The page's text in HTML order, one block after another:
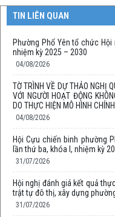
TIN LIÊN QUAN
Phường Phổ Yên tổ chức
nhiệm kỳ 2025 – 2030
04/08/2026
TỜ TRÌNH VỀ DỰ THẢO NGHỊ
VỚI NGƯỜI HOẠT ĐỘNG
DO THỰC HIỆN MÔ HÌNH CHÍNH
04/08/2026
Hội Cựu chiến binh phường
lần thứ ba, khóa I, nhiệm kỳ
31/07/2026
Hội nghị đánh giá kết quả
trật tự đô thị, xây dựng
31/07/2026